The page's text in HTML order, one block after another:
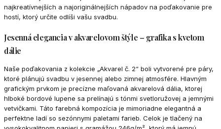
najkreatívnejších a najoriginálnejších nápadov na poďakovanie pre
hostí, ktorý určite odlíši vašu svadbu.
Jesenná elegancia v akvarelovom štýle – grafika s kvetom
dálie
Naše poďakovania z kolekcie „Akvarel č. 2“ boli vytvorené pre páry,
ktoré plánujú svadbu v jesennej alebo zimnej atmosfére. Hlavným
grafickým prvkom je precízne maľovaná akvarelová dália, ktorej
hlboké bordové lupene sa prelínajú s tónmi svetloružovej a jemnými
vetvičkami. Táto farebná kompozícia je mimoriadne elegantná a
perfektne ladí so sezónnymi paletami farieb. Celok je tlačený na